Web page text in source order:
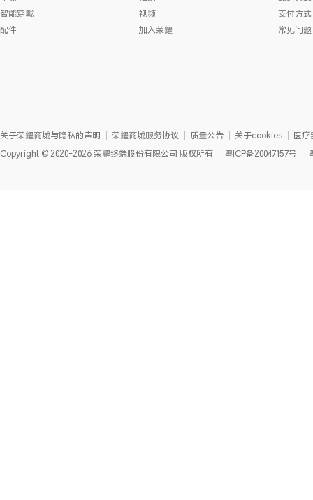
智能穿戴
配件
视频
加入荣耀
支付方式
常见问题
关于荣耀商城与隐私的声明 荣耀商城服务协议 质量公告 关于cookies
医疗
Copyright © 2020-2026 荣耀终端股份有限公司 版权所有 粤ICP备20047157号